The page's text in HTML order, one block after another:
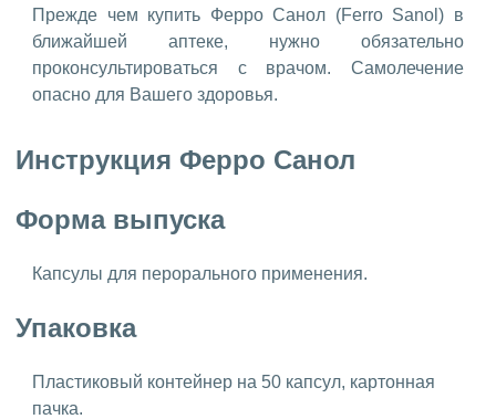
Прежде чем купить Ферро Санол (Ferro Sanol) в
ближайшей аптеке, нужно обязательно
проконсультироваться с врачом. Самолечение
опасно для Вашего здоровья.
Инструкция Ферро Санол
Форма выпуска
Капсулы для перорального применения.
Упаковка
Пластиковый контейнер на 50 капсул, картонная
пачка.